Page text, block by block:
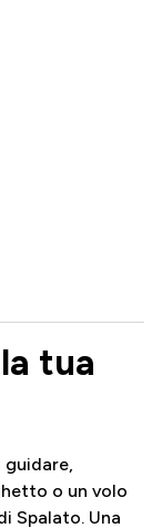
tua
o un volo
Spalato. Una